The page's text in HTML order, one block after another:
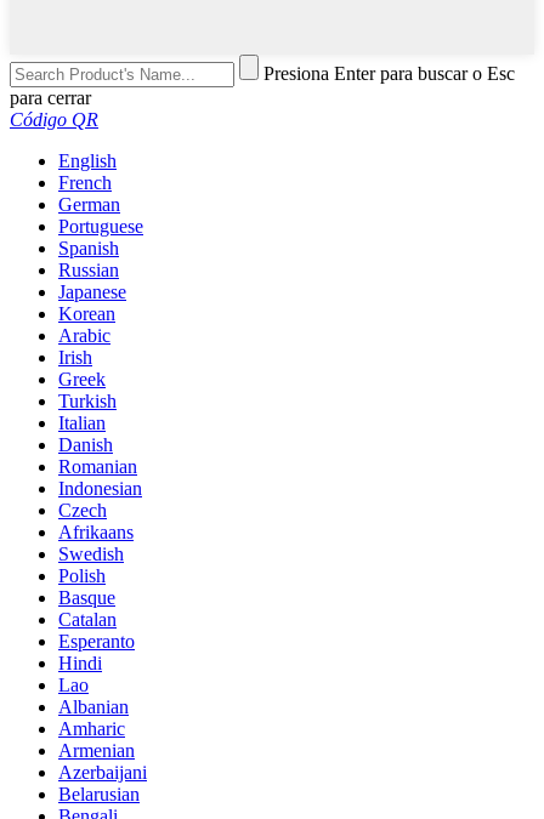
Presiona Enter para buscar o Esc
para cerrar
Código QR
English
French
German
Portuguese
Spanish
Russian
Japanese
Korean
Arabic
Irish
Greek
Turkish
Italian
Danish
Romanian
Indonesian
Czech
Afrikaans
Swedish
Polish
Basque
Catalan
Esperanto
Hindi
Lao
Albanian
Amharic
Armenian
Azerbaijani
Belarusian